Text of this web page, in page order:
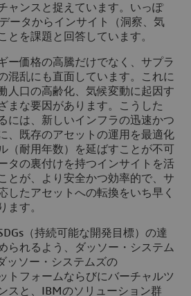
ャンスと捉えています。いっぽ
ータからインサイト（洞察、気
とを課題と回答しています。
ー価格の高騰だけでなく、サプラ
混乱にも直面しています。これに
人口の高齢化、気候変動に起因す
まな要因があります。こうした
には、新しいインフラの迅速かつ
、既存のアセットの運用を最適化
（耐用年数）を延ばすことが不可
タの裏付けを持つインサイトを活
とが、より安全かつ効率的で、サ
したアセットへの転換をいち早く
ます。
（持続可能な開発目標）の達
られるよう、ダッソー・システム
ッソー・システムズの
トフォームならびにバーチャルツ
スと、IBMのソリューション群